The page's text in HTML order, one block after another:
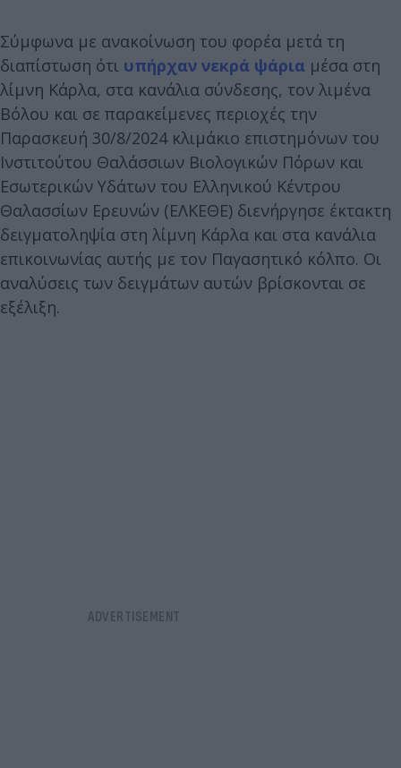
Σύμφωνα με ανακοίνωση του φορέα μετά τη
διαπίστωση ότι υπήρχαν νεκρά ψάρια μέσα στη
λίμνη Κάρλα, στα κανάλια σύνδεσης, τον λιμένα
Βόλου και σε παρακείμενες περιοχές την
Παρασκευή 30/8/2024 κλιμάκιο επιστημόνων του
Ινστιτούτου Θαλάσσιων Βιολογικών Πόρων και
Εσωτερικών Υδάτων του Ελληνικού Κέντρου
Θαλασσίων Ερευνών (ΕΛΚΕΘΕ) διενήργησε έκτακτη
δειγματοληψία στη λίμνη Κάρλα και στα κανάλια
επικοινωνίας αυτής με τον Παγασητικό κόλπο. Οι
αναλύσεις των δειγμάτων αυτών βρίσκονται σε
εξέλιξη.